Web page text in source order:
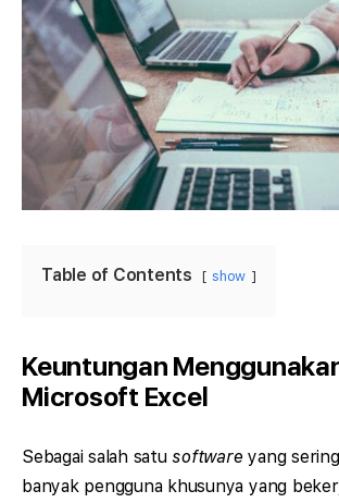
Table of Contents show
Keuntungan
Microsoft Excel
Sebagai salah satusoftware yang
banyak pengguna khusunya yang